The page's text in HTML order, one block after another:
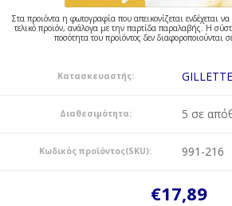
Στα προιόντα η φωτογραφία που απεικονίζεται ενδέχεται
τελικό προϊόν, ανάλογα με την παρτίδα παραλαβής. Η
ποσότητα του προϊόντος δεν διαφοροποιούνται
Κατασκευαστής: GILLETTE
Διαθεσιμότητα: 5 σε
Κωδικός προϊόντος(SKU): 991-216
€17,89